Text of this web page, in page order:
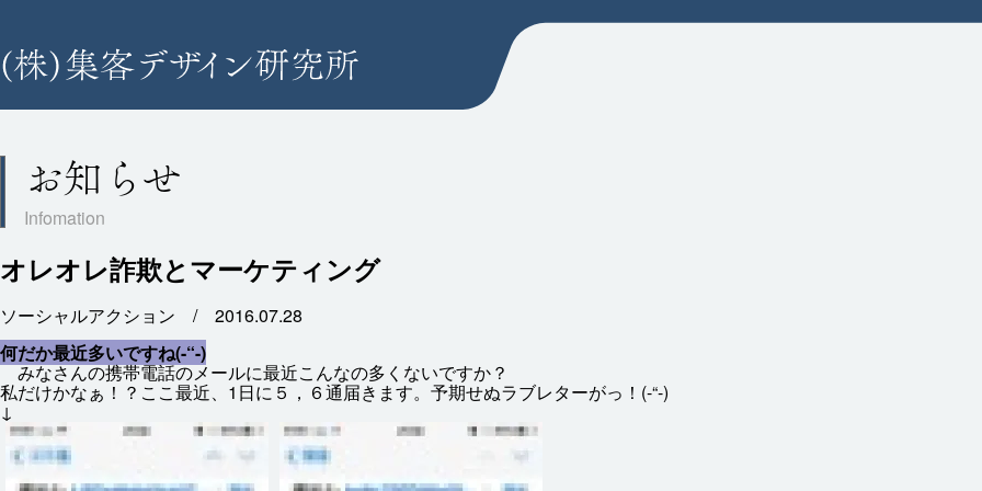
お知らせ
オレオレ詐欺とマーケティング
ソーシャルアクション / 2016.07.28
何だか最近多いですね(-“-)
みなさんの携帯電話のメールに最近こんなの多 くないですか？
私だけかなぁ！？ここ最近 、1 日に５，６通届きます。 予期せぬラブレターがっ！(-“-)
↓